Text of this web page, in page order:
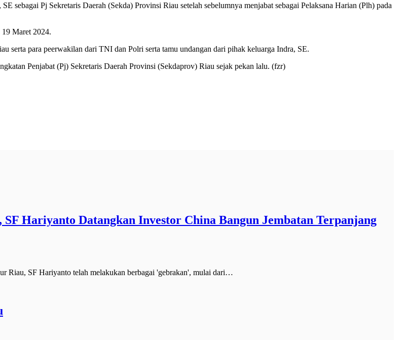
sebagai Pj Sekretaris Daerah (Sekda) Provinsi Riau setelah sebelumnya menjabat sebagai Pelaksana Harian (Plh) pada
Maret 2024.
serta para peerwakilan dari TNI dan Polri serta tamu undangan dari pihak keluarga Indra, SE.
Penjabat (Pj) Sekretaris Daerah Provinsi (Sekdaprov) Riau sejak pekan lalu. (fzr)
Hariyanto Datangkan Investor China Bangun Jembatan Terpanjang
SF Hariyanto telah melakukan berbagai 'gebrakan', mulai dari…